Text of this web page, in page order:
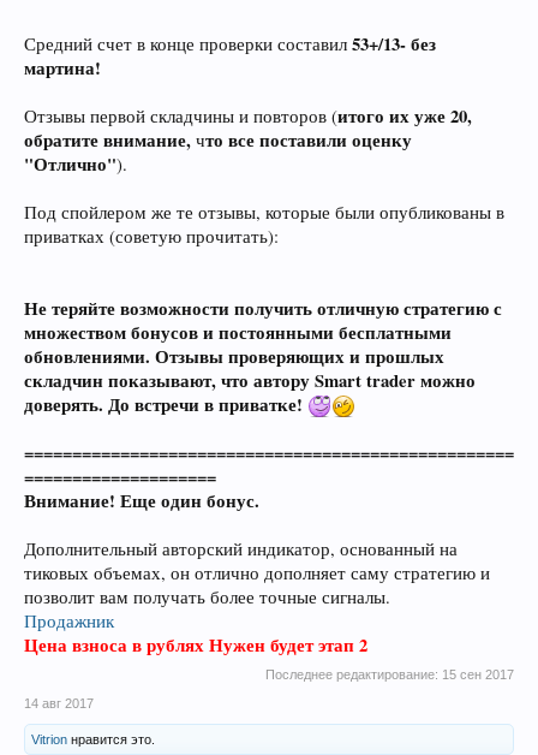
Средний счет в конце проверки составил 53+/13- без
мартина!
Отзывы первой складчины и повторов (итого их уже 20,
обратите внимание, что все поставили оценку
"Отлично").
Под спойлером же те отзывы, которые были опубликованы в
приватках (советую прочитать):
Не теряйте возможности получить отличную стратегию с
множеством бонусов и постоянными бесплатными
обновлениями. Отзывы проверяющих и прошлых
складчин показывают, что автору Smart trader можно
доверять. До встречи в приватке!
===================================================
====================
Внимание! Еще один бонус.
Дополнительный авторский индикатор, основанный на
тиковых объемах, он отлично дополняет саму стратегию и
позволит вам получать более точные сигналы.
Продажник
Цена взноса в рублях Нужен будет этап 2
Последнее редактирование: 15 сен 2017
14 авг 2017
Vitrion нравится это.